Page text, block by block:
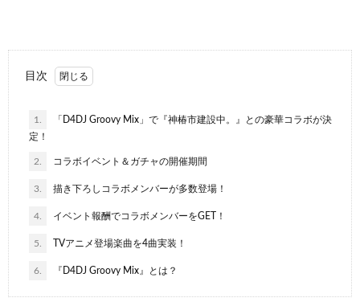
目次
1.
「D4DJ Groovy Mix」で『神椿市建設中。』との豪華コラボが決
定！
2. コラボイベント＆ガチャの開催期間
3. 描き下ろしコラボメンバーが多数登場！
4. イベント報酬でコラボメンバーをGET！
5. TVアニメ登場楽曲を4曲実装！
6. 『D4DJ Groovy Mix』とは？